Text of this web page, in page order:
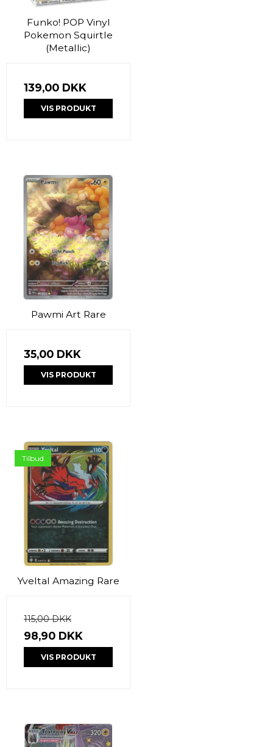
Funko! POP Vinyl
Pokemon Squirtle
(Metallic)
139,00 DKK
VIS PRODUKT
Pawmi Art Rare
35,00 DKK
VIS PRODUKT
Tilbud
Yveltal Amazing Rare
115,00 DKK
98,90 DKK
VIS PRODUKT